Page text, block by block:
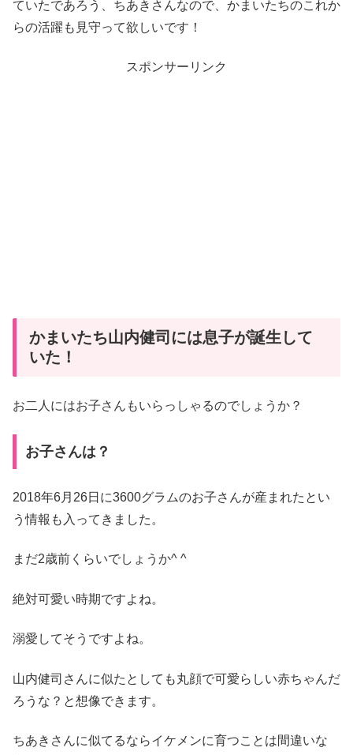
ていたであろう、ちあきさんなので、かまいたちのこれか
らの活躍も見守って欲しいです！
スポンサーリンク
かまいたち山内健司には息子が誕生して
いた！
お二人にはお子さんもいらっしゃるのでしょうか？
お子さんは？
2018年6月26日に3600グラムのお子さんが産まれたとい
う情報も入ってきました。
まだ2歳前くらいでしょうか^ ^
絶対可愛い時期ですよね。
溺愛してそうですよね。
山内健司さんに似たとしても丸顔で可愛らしい赤ちゃんだ
ろうな？と想像できます。
ちあきさんに似てるならイケメンに育つことは間違いな